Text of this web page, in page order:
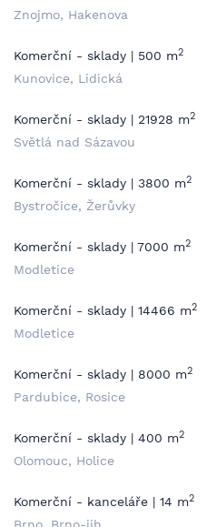
Znojmo, Hakenova
Komerční - sklady | 500 m2
Kunovice, Lidická
Komerční - sklady | 21928 m2
Světlá nad Sázavou
Komerční - sklady | 3800 m2
Bystročice, Žerůvky
Komerční - sklady | 7000 m2
Modletice
Komerční - sklady | 14466 m2
Modletice
Komerční - sklady | 8000 m2
Pardubice, Rosice
Komerční - sklady | 400 m2
Olomouc, Holice
Komerční - kanceláře | 14 m2